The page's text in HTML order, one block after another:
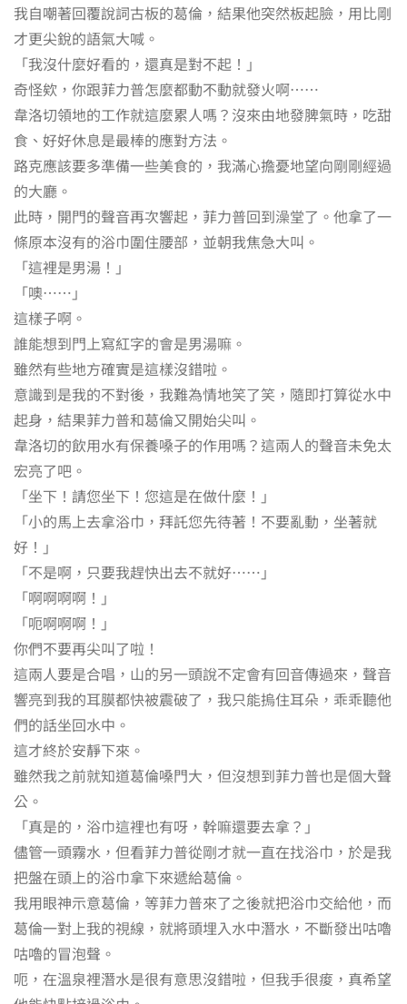
我自嘲著回覆說詞古板的葛倫，結果他突然板起臉，用比剛
才更尖銳的語氣大喊。
「我沒什麼好看的，還真是對不起！」
奇怪欸，你跟菲力普怎麼都動不動就發火啊……
韋洛切領地的工作就這麼累人嗎？沒來由地發脾氣時，吃甜
食、好好休息是最棒的應對方法。
路克應該要多準備一些美食的，我滿心擔憂地望向剛剛經過
的大廳。
此時，開門的聲音再次響起，菲力普回到澡堂了。他拿了一
條原本沒有的浴巾圍住腰部，並朝我焦急大叫。
「這裡是男湯！」
「噢……」
這樣子啊。
誰能想到門上寫紅字的會是男湯嘛。
雖然有些地方確實是這樣沒錯啦。
意識到是我的不對後，我難為情地笑了笑，隨即打算從水中
起身，結果菲力普和葛倫又開始尖叫。
韋洛切的飲用水有保養嗓子的作用嗎？這兩人的聲音未免太
宏亮了吧。
「坐下！請您坐下！您這是在做什麼！」
「小的馬上去拿浴巾，拜託您先待著！不要亂動，坐著就
好！」
「不是啊，只要我趕快出去不就好……」
「啊啊啊啊！」
「呃啊啊啊！」
你們不要再尖叫了啦！
這兩人要是合唱，山的另一頭說不定會有回音傳過來，聲音
響亮到我的耳膜都快被震破了，我只能摀住耳朵，乖乖聽他
們的話坐回水中。
這才終於安靜下來。
雖然我之前就知道葛倫嗓門大，但沒想到菲力普也是個大聲
公。
「真是的，浴巾這裡也有呀，幹嘛還要去拿？」
儘管一頭霧水，但看菲力普從剛才就一直在找浴巾，於是我
把盤在頭上的浴巾拿下來遞給葛倫。
我用眼神示意葛倫，等菲力普來了之後就把浴巾交給他，而
葛倫一對上我的視線，就將頭埋入水中潛水，不斷發出咕嚕
咕嚕的冒泡聲。
呃，在溫泉裡潛水是很有意思沒錯啦，但我手很痠，真希望